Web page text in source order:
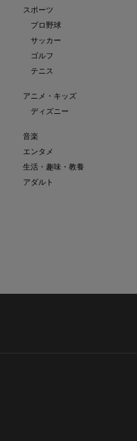
スポーツ
プロ野球
サッカー
ゴルフ
テニス
アニメ・キッズ
ディズニー
音楽
エンタメ
生活・趣味・教養
アダルト